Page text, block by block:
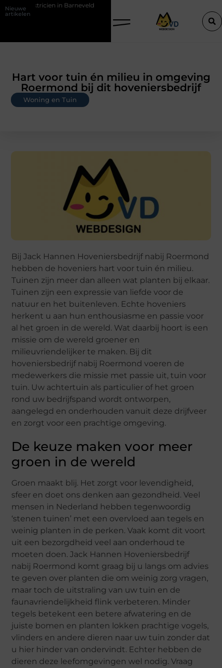
Nieuwe
artikelen
Barneveld De Perfecte Gids voor Vloerbedekking in Purmerend
Hart voor tuin én milieu in omgeving
Roermond bij dit hoveniersbedrijf
Woning en Tuin
Bij Jack Hannen Hoveniersbedrijf nabij Roermond
hebben de hoveniers hart voor tuin én milieu.
Tuinen zijn meer dan alleen wat planten bij elkaar.
Tuinen zijn een expressie van liefde voor de
natuur en het buitenleven. Echte hoveniers
herkent u aan hun enthousiasme en passie voor
al het groen in de wereld. Wat daarbij hoort is een
missie om de wereld groener en
milieuvriendelijker te maken. Bij dit
hoveniersbedrijf nabij Roermond voeren de
medewerkers die missie met passie uit, tuin voor
tuin. Uw achtertuin als particulier of het groen
rond uw bedrijfspand wordt ontworpen,
aangelegd en onderhouden vanuit deze drijfveer
en zorgt voor een prachtige omgeving.
De keuze maken voor meer
groen in de wereld
Groen maakt blij. Het zorgt voor levendigheid,
sfeer en doet ons denken aan gezondheid. Veel
mensen in Nederland hebben tegenwoordig
‘stenen tuinen’ met een overvloed aan tegels en
weinig planten in de perken. Vaak komt dit voort
uit een bezorgdheid veel aan onderhoud te
moeten doen. Jack Hannen Hoveniersbedrijf
nabij Roermond komt graag bij u langs om advies
te geven over planten die om weinig zorg vragen,
maar toch de uitstraling van uw tuin en de
faunavriendelijkheid flink verbeteren. Minder
tegels betekent een betere afwatering en de
juiste bomen en planten lokken prachtige vogels,
vlinders en andere dieren naar uw tuin zonder dat
u hier hinder van ondervindt. Echter hebben de
dieren deze leefomgevingen wel nodig. Vraag